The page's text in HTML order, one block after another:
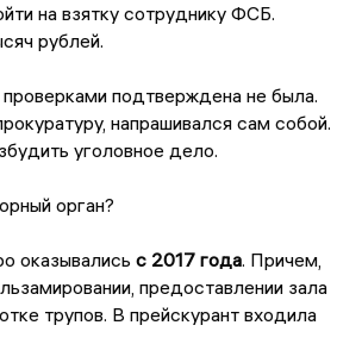
на взятку сотруднику ФСБ.
рублей.
подтверждена не была.
напрашивался сам собой.
уголовное дело.
орган?
оказывались с 2017 года. Причем,
предоставлении зала
трупов. В прейскурант входила